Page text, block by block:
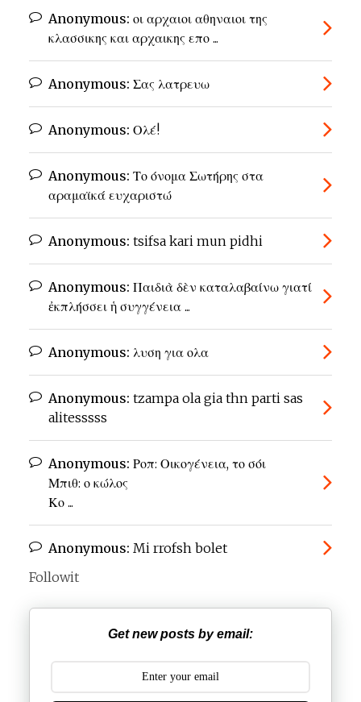
Anonymous: οι αρχαιοι αθηναιοι της
κλασσικης και αρχαικης επο ...
Anonymous: Σας λατρευω
Anonymous: Ολέ!
Anonymous: Το όνομα Σωτήρης στα
αραμαϊκά ευχαριστώ
Anonymous: tsifsa kari mun pidhi
Anonymous: Παιδιὰ δὲν καταλαβαίνω γιατί
ἐκπλήσσει ἡ συγγένεια ...
Anonymous: λυση για ολα
Anonymous: tzampa ola gia thn parti sas
alitesssss
Anonymous: Ροπ: Οικογένεια, το σόι
Μπιθ: ο κώλος
Κο ...
Anonymous: Mi rrofsh bolet
Followit
Get new posts by email: